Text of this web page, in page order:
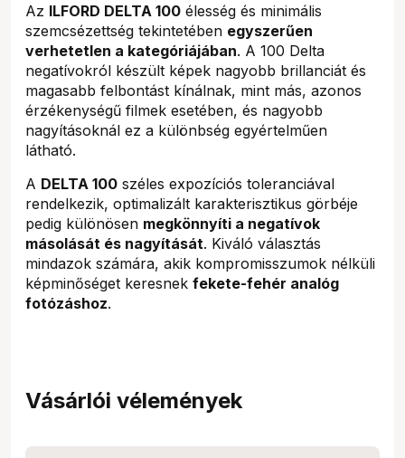
Az ILFORD DELTA 100 élesség és minimális
szemcsézettség tekintetében egyszerűen
verhetetlen a kategóriájában. A 100 Delta
negatívokról készült képek nagyobb brillanciát és
magasabb felbontást kínálnak, mint más, azonos
érzékenységű filmek esetében, és nagyobb
nagyításoknál ez a különbség egyértelműen
látható.
A DELTA 100 széles expozíciós toleranciával
rendelkezik, optimalizált karakterisztikus görbéje
pedig különösen megkönnyíti a negatívok
másolását és nagyítását. Kiváló választás
mindazok számára, akik kompromisszumok nélküli
képminőséget keresnek fekete-fehér analóg
fotózáshoz.
Vásárlói vélemények